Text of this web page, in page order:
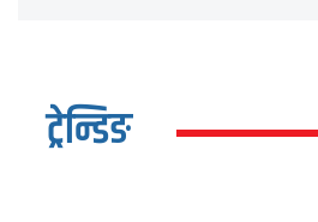
ट्रेन्डिङ